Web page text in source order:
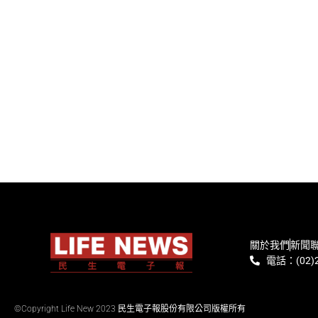
關於我們新聞
電話：
©Copyright Life New 2023 民生電子報股份有限公司版權所有